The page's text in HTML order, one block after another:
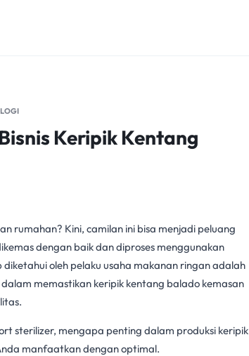
Keripik Kentang
rumahan? Kini, camilan ini bisa menjadi peluang
dengan baik dan diproses menggunakan
oleh pelaku usaha makanan ringan adalah
memastikan keripik kentang balado kemasan
sterilizer, mengapa penting dalam produksi keripik
manfaatkan dengan optimal.